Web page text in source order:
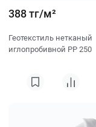
388 тг/м²
Геотекстиль нетканый
иглопробивной PP 250